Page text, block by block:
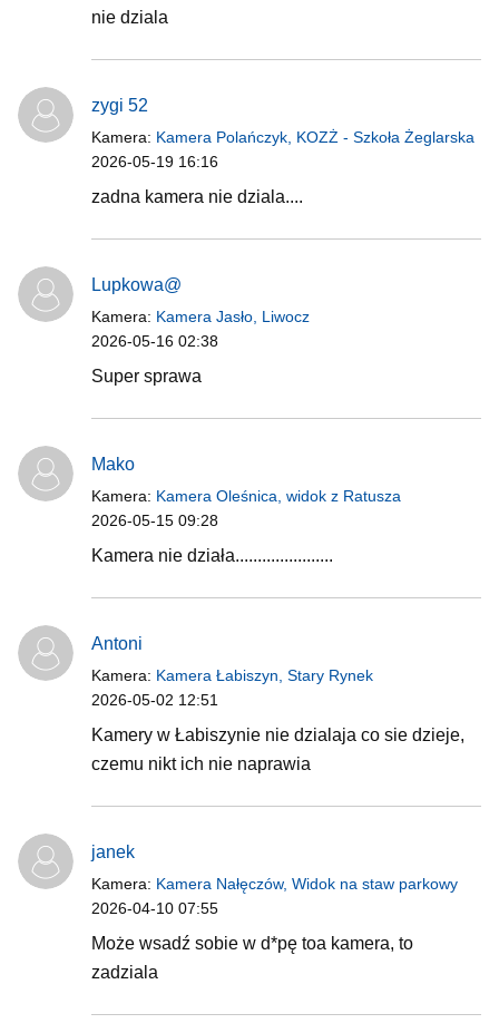
nie dziala
zygi 52
Kamera: Kamera Polańczyk, KOZŻ - Szkoła Żeglarska
2026-05-19 16:16
zadna kamera nie dziala....
Lupkowa@
Kamera: Kamera Jasło, Liwocz
2026-05-16 02:38
Super sprawa
Mako
Kamera: Kamera Oleśnica, widok z Ratusza
2026-05-15 09:28
Kamera nie działa......................
Antoni
Kamera: Kamera Łabiszyn, Stary Rynek
2026-05-02 12:51
Kamery w Łabiszynie nie dzialaja co sie dzieje,
czemu nikt ich nie naprawia
janek
Kamera: Kamera Nałęczów, Widok na staw parkowy
2026-04-10 07:55
Może wsadź sobie w d*pę toa kamera, to
zadziala